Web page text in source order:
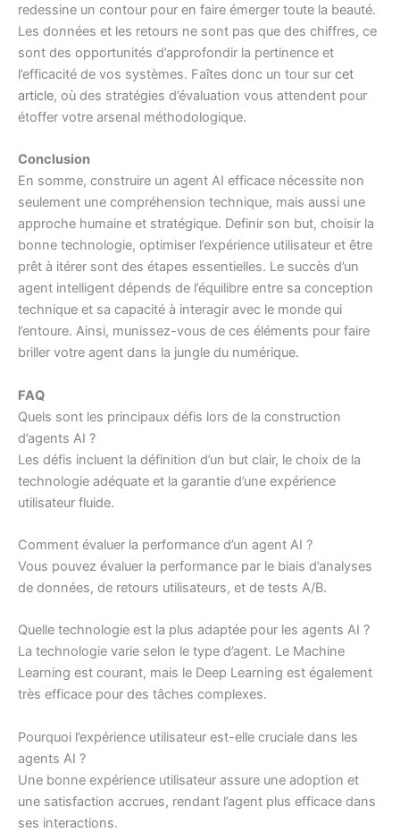
redessine un contour pour en faire émerger toute la beauté.
Les données et les retours ne sont pas que des chiffres, ce
sont des opportunités d’approfondir la pertinence et
l’efficacité de vos systèmes. Faîtes donc un tour sur cet
article, où des stratégies d’évaluation vous attendent pour
étoffer votre arsenal méthodologique.
Conclusion
En somme, construire un agent AI efficace nécessite non
seulement une compréhension technique, mais aussi une
approche humaine et stratégique. Definir son but, choisir la
bonne technologie, optimiser l’expérience utilisateur et être
prêt à itérer sont des étapes essentielles. Le succès d’un
agent intelligent dépends de l’équilibre entre sa conception
technique et sa capacité à interagir avec le monde qui
l’entoure. Ainsi, munissez-vous de ces éléments pour faire
briller votre agent dans la jungle du numérique.
FAQ
Quels sont les principaux défis lors de la construction
d’agents AI ?
Les défis incluent la définition d’un but clair, le choix de la
technologie adéquate et la garantie d’une expérience
utilisateur fluide.
Comment évaluer la performance d’un agent AI ?
Vous pouvez évaluer la performance par le biais d’analyses
de données, de retours utilisateurs, et de tests A/B.
Quelle technologie est la plus adaptée pour les agents AI ?
La technologie varie selon le type d’agent. Le Machine
Learning est courant, mais le Deep Learning est également
très efficace pour des tâches complexes.
Pourquoi l’expérience utilisateur est-elle cruciale dans les
agents AI ?
Une bonne expérience utilisateur assure une adoption et
une satisfaction accrues, rendant l’agent plus efficace dans
ses interactions.